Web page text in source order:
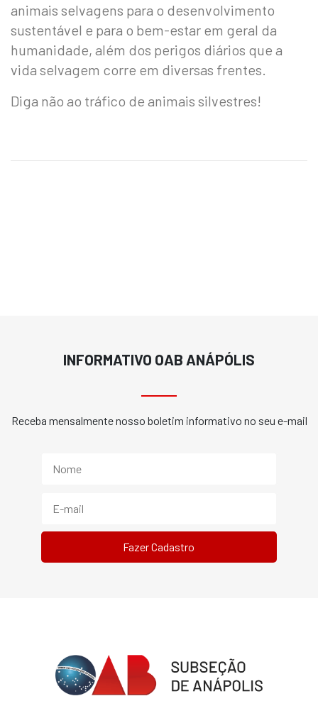
animais selvagens para o desenvolvimento
sustentável e para o bem-estar em geral da
humanidade, além dos perigos diários que a
vida selvagem corre em diversas frentes.
Diga não ao tráfico de animais silvestres!
INFORMATIVO OAB ANÁPÓLIS
Receba mensalmente nosso boletim informativo no seu e-mail